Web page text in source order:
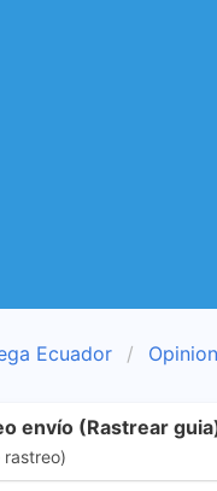
Ecuador
envío (Rastrear
rastreo)